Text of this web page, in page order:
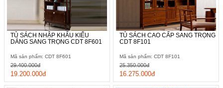
TỦ SÁCH NHẬP KHẨU KIỂU
DÁNG SANG TRỌNG CDT 8F601
Mã sản phẩm: CDT 8F601
19.200.000đ
29.400.000đ
TỦ SÁCH CAO CẤP SANG TRỌNG
CDT 8F101
Mã sản phẩm: CDT 8F101
16.275.000đ
25.350.000đ